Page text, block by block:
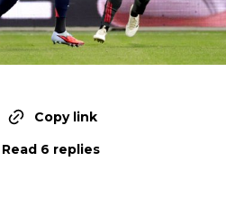
Copy link
Read 6 replies